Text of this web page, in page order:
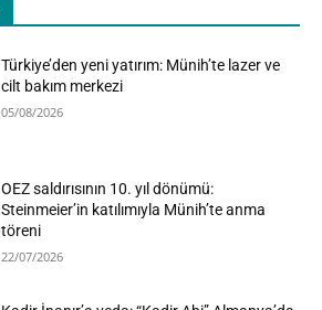
Türkiye’den yeni yatırım: Münih’te lazer ve
cilt bakım merkezi
05/08/2026
OEZ saldırısının 10. yıl dönümü:
Steinmeier’in katılımıyla Münih’te anma
töreni
22/07/2026